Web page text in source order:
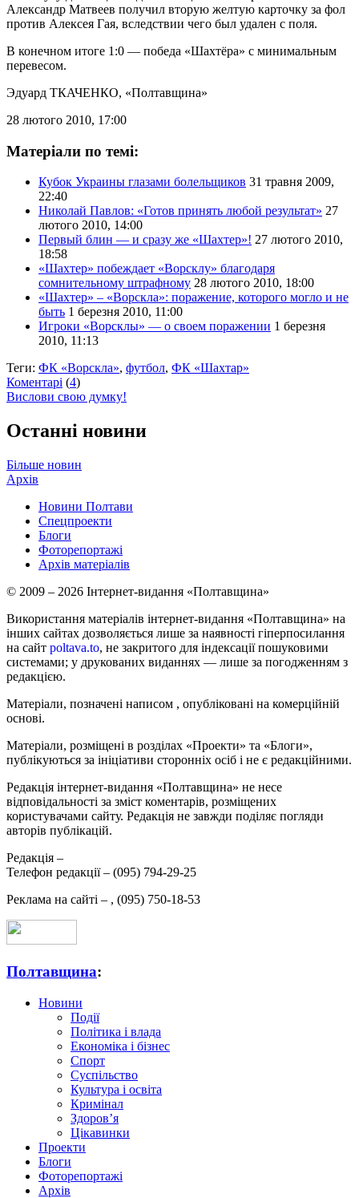
Александр Матвеев получил вторую желтую карточку за фол
против Алексея Гая, вследствии чего был удален с поля.
В конечном итоге 1:0 — победа «Шахтёра» с минимальным
перевесом.
Эдуард ТКАЧЕНКО, «Полтавщина»
28 лютого 2010, 17:00
Матеріали по темі:
Кубок Украины глазами болельщиков 31 травня 2009,
22:40
Николай Павлов: «Готов принять любой результат» 27
лютого 2010, 14:00
Первый блин — и сразу же «Шахтер»! 27 лютого 2010,
18:58
«Шахтер» побеждает «Ворсклу» благодаря
сомнительному штрафному 28 лютого 2010, 18:00
«Шахтер» – «Ворскла»: поражение, которого могло и не
быть 1 березня 2010, 11:00
Игроки «Ворсклы» — о своем поражении 1 березня
2010, 11:13
Теги: ФК «Ворскла», футбол, ФК «Шахтар»
Коментарі (4)
Вислови свою думку!
Останні новини
Більше новин
Архів
Новини Полтави
Спецпроекти
Блоги
Фоторепортажі
Архів матеріалів
© 2009 – 2026 Інтернет-видання «Полтавщина»
Використання матеріалів інтернет-видання «Полтавщина» на
інших сайтах дозволяється лише за наявності гіперпосилання
на сайт poltava.to, не закритого для індексації пошуковими
системами; у друкованих виданнях — лише за погодженням з
редакцією.
Матеріали, позначені написом , опубліковані на комерційній
основі.
Матеріали, розміщені в розділах «Проекти» та «Блоги»,
публікуються за ініціативи сторонніх осіб і не є редакційними.
Редакція інтернет-видання «Полтавщина» не несе
відповідальності за зміст коментарів, розміщених
користувачами сайту. Редакція не завжди поділяє погляди
авторів публікацій.
Редакція –
Телефон редакції – (095) 794-29-25
Реклама на сайті – , (095) 750-18-53
Полтавщина:
Новини
Події
Політика і влада
Економіка і бізнес
Спорт
Суспільство
Культура і освіта
Кримінал
Здоров’я
Цікавинки
Проекти
Блоги
Фоторепортажі
Архів